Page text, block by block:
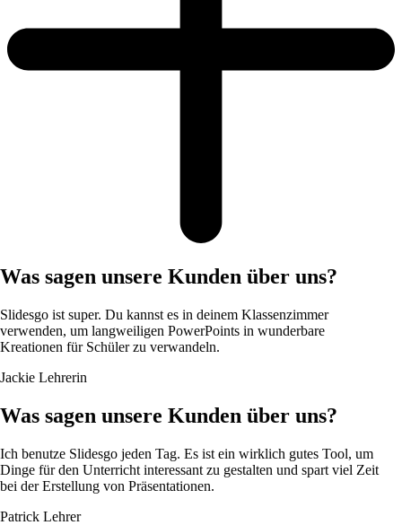
Was sagen unsere Kunden über uns?
Slidesgo ist super. Du kannst es in deinem Klassenzimmer
verwenden, um langweiligen PowerPoints in wunderbare
Kreationen für Schüler zu verwandeln.
Jackie Lehrerin
Was sagen unsere Kunden über uns?
Ich benutze Slidesgo jeden Tag. Es ist ein wirklich gutes Tool, um
Dinge für den Unterricht interessant zu gestalten und spart viel Zeit
bei der Erstellung von Präsentationen.
Patrick Lehrer